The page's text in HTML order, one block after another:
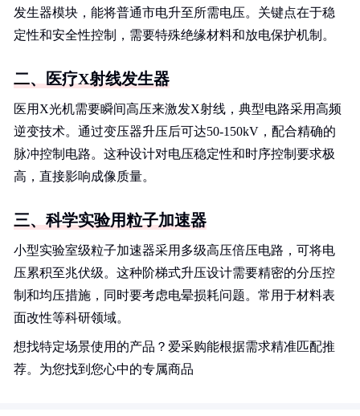
发生器模块，能将普通市电升至所需电压。关键点在于稳
定性和安全性控制，需要特殊绝缘材料和放电保护机制。
二、医疗X射线发生器
医用X光机需要瞬间高压来激发X射线，典型电路采用高频
逆变技术。通过变压器升压后可达50-150kV，配合精确的
脉冲控制电路。这种设计对电压稳定性和时序控制要求极
高，直接影响成像质量。
三、科学实验用粒子加速器
小型实验室级粒子加速器采用多级高压倍压电路，可将电
压累积至兆伏级。这种阶梯式升压设计需要精密的分压控
制和均压措施，同时要考虑电晕损耗问题。常用于材料表
面改性等科研领域。
想找特定场景使用的产品？爱采购能根据需求精准匹配推
荐。为您找到您心中的专属商品